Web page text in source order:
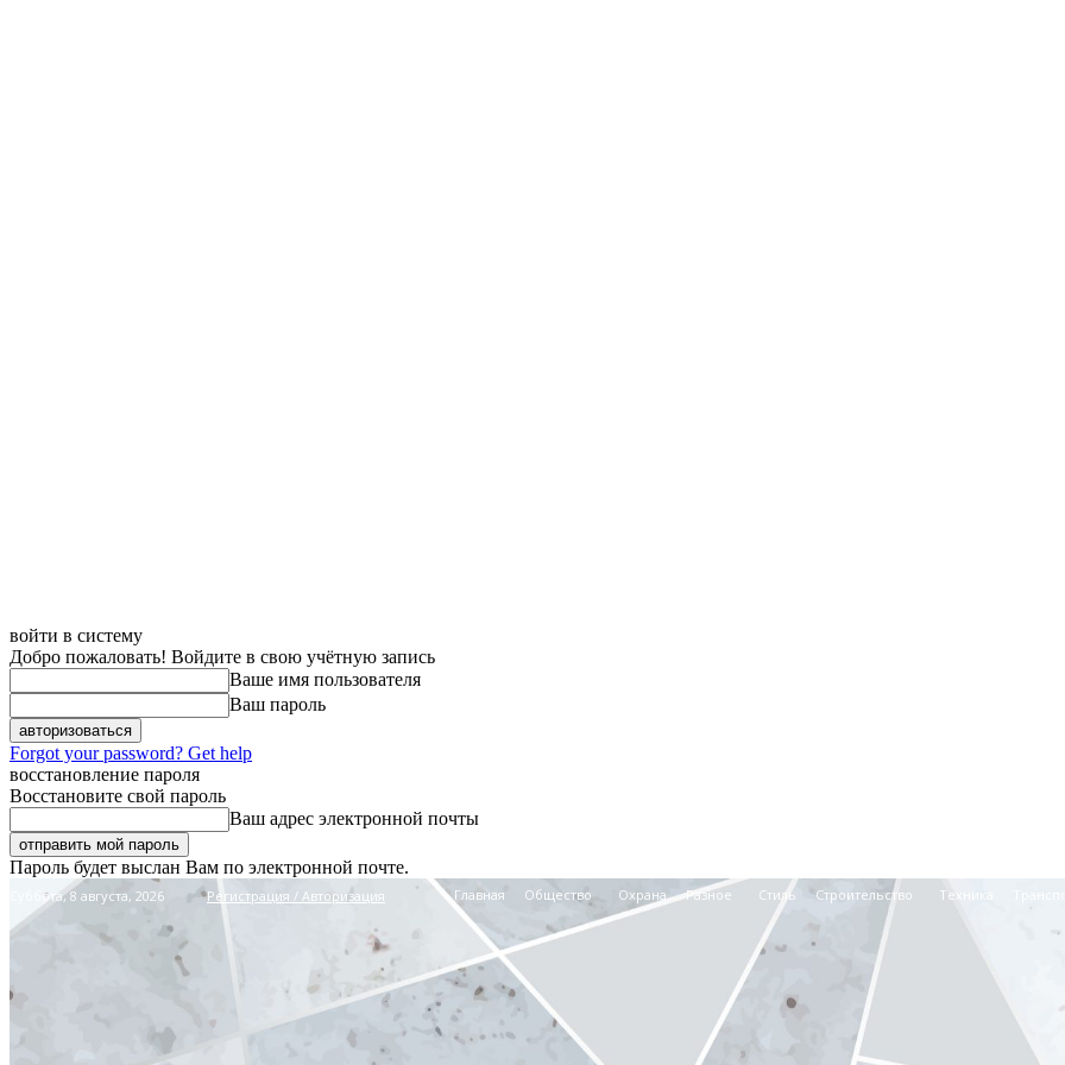
войти в систему
Добро пожаловать! Войдите в свою учётную запись
Ваше имя пользователя
Ваш пароль
Forgot your password? Get help
восстановление пароля
Восстановите свой пароль
Ваш адрес электронной почты
Пароль будет выслан Вам по электронной почте.
Суббота, 8 августа, 2026 Регистрация / Авторизация Главная Общество Охрана Разное Стиль Строительство Техника